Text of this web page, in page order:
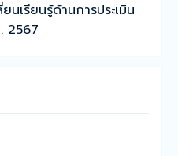
นเรียนรู้ด้านการประเมิน
2567